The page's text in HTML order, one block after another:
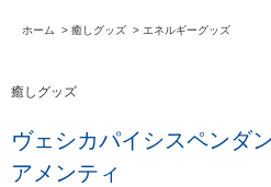
ホーム > 癒しグッズ > エネルギーグッズ
癒しグッズ
ヴェシカパイシスペンダ
アメンティ